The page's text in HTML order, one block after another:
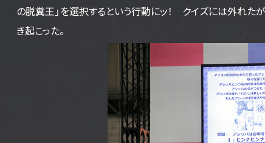
の脱糞王」を選択するという行動にッ！ クイズには外れた
き起こった。